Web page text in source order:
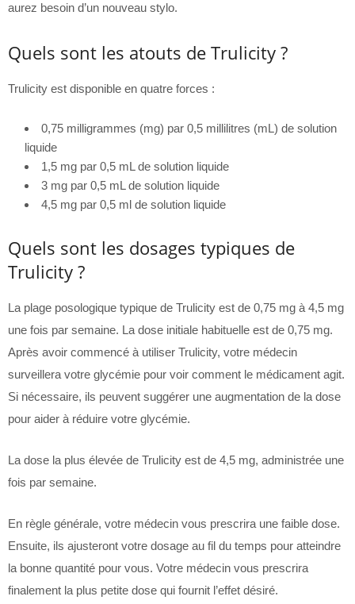
aurez besoin d’un nouveau stylo.
Quels sont les atouts de Trulicity ?
Trulicity est disponible en quatre forces :
0,75 milligrammes (mg) par 0,5 millilitres (mL) de solution
liquide
1,5 mg par 0,5 mL de solution liquide
3 mg par 0,5 mL de solution liquide
4,5 mg par 0,5 ml de solution liquide
Quels sont les dosages typiques de
Trulicity ?
La plage posologique typique de Trulicity est de 0,75 mg à 4,5 mg
une fois par semaine. La dose initiale habituelle est de 0,75 mg.
Après avoir commencé à utiliser Trulicity, votre médecin
surveillera votre glycémie pour voir comment le médicament agit.
Si nécessaire, ils peuvent suggérer une augmentation de la dose
pour aider à réduire votre glycémie.
La dose la plus élevée de Trulicity est de 4,5 mg, administrée une
fois par semaine.
En règle générale, votre médecin vous prescrira une faible dose.
Ensuite, ils ajusteront votre dosage au fil du temps pour atteindre
la bonne quantité pour vous. Votre médecin vous prescrira
finalement la plus petite dose qui fournit l’effet désiré.